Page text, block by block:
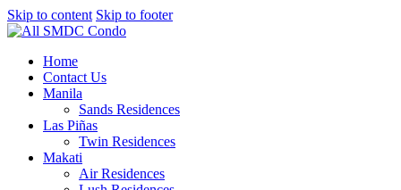
Skip to content Skip to footer
Home
Contact Us
Manila
Sands Residences
Las Piñas
Twin Residences
Makati
Air Residences